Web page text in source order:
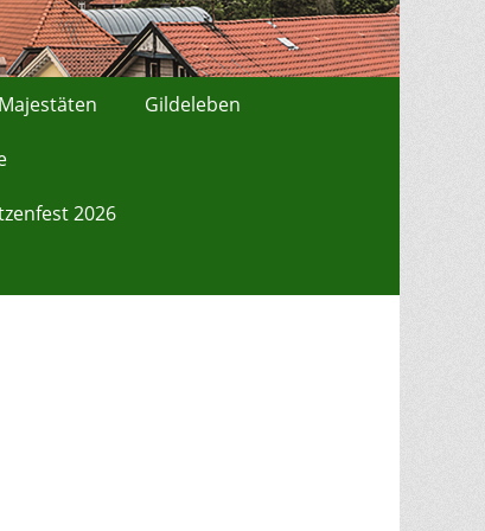
Majestäten Gildeleben
2026